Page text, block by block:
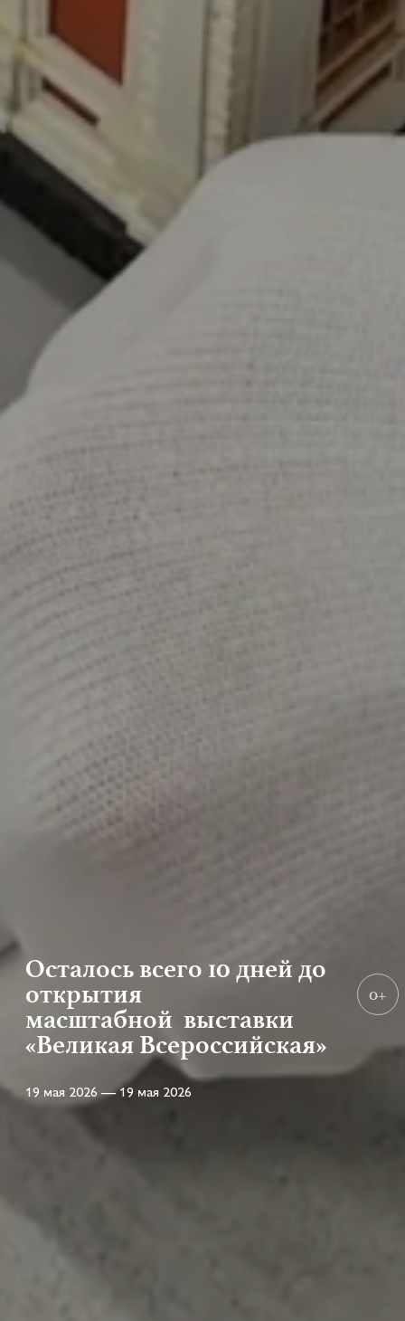
Осталось всего 10 дней до
открытия
масштабной выставки
«Великая Всероссийская»
19 мая 2026 — 19 мая 2026
0+